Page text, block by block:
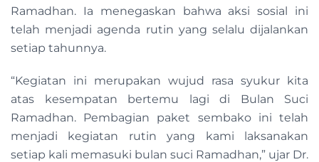
Ramadhan. Ia menegaskan bahwa aksi sosial ini
telah menjadi agenda rutin yang selalu dijalankan
setiap tahunnya.
“Kegiatan ini merupakan wujud rasa syukur kita
atas kesempatan bertemu lagi di Bulan Suci
Ramadhan. Pembagian paket sembako ini telah
menjadi kegiatan rutin yang kami laksanakan
setiap kali memasuki bulan suci Ramadhan,” ujar Dr.